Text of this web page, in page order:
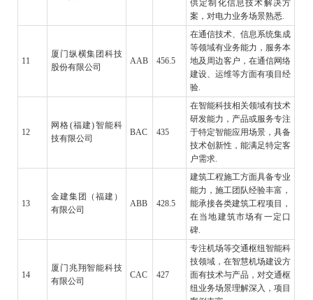
供定制化信息技术解决方
案，对电力业务场景熟悉.
11
厦门纵横集团科技
股份有限公司
AAB 456.5
在通信技术、信息系统集成
等领域有业务能力，服务本
地及周边客户，在通信网络
建设、运维等方面有项目经
验.
12
网格(福建)智能科
技有限公司
BAC 435
在智能科技相关领域有技术
研发能力，产品或服务专注
于特定智能应用场景，具备
技术创新性，能满足特定客
户需求.
13
金建集团（福建）
有限公司
ABB 428.5
建筑工程施工方面具备专业
能力，施工团队经验丰富，
能承接各类建筑工程项目，
在当地建筑市场有一定口
碑.
14
厦门兆翔智能科技
有限公司
CAC 427
专注机场等交通枢纽智能科
技领域，在智慧机场建设方
面有技术与产品，对交通枢
纽业务场景理解深入，项目